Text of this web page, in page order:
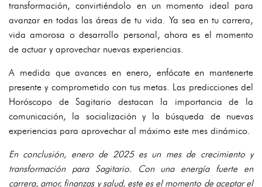
transformación, convirtiéndolo en un momento ideal para
avanzar en todas las áreas de tu vida. Ya sea en tu carrera,
vida amorosa o desarrollo personal, ahora es el momento
de actuar y aprovechar nuevas experiencias.
A medida que avances en enero, enfócate en mantenerte
presente y comprometido con tus metas. Las predicciones del
Horóscopo de Sagitario destacan la importancia de la
comunicación, la socialización y la búsqueda de nuevas
experiencias para aprovechar al máximo este mes dinámico.
En conclusión, enero de 2025 es un mes de crecimiento y
transformación para Sagitario. Con una energía fuerte en
carrera, amor, finanzas y salud, este es el momento de aceptar el